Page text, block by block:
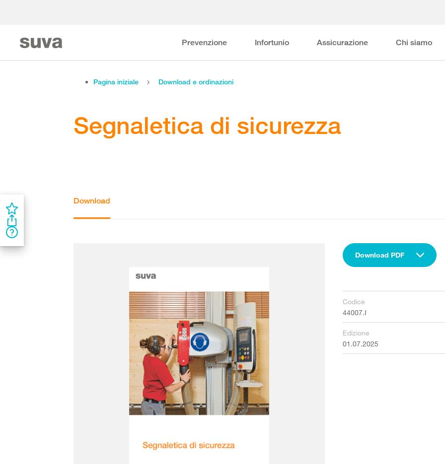
Prevenzione Infortunio Assicurazione Chi siamo
Pagina iniziale Download e ordinazioni
Segnaletica di sicurezza
Download
Download PDF
Codice
44007.I
Edizione
01.07.2025